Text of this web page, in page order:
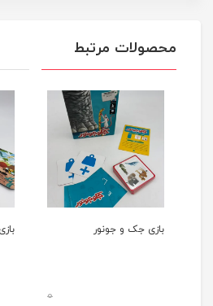
محصولات مرتبط
بازی جک و جونور
0